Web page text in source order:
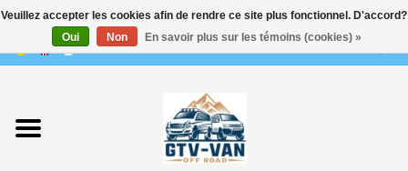
0 Articles - €0,00
Utilisez
les
flèches
haut
et
bas
pour
Vito / classe V - 447
Veuillez accepter les cookies afin de rendre ce site plus fonctionnel. D'accord?
Oui
Non En savoir plus sur les témoins (cookies) »